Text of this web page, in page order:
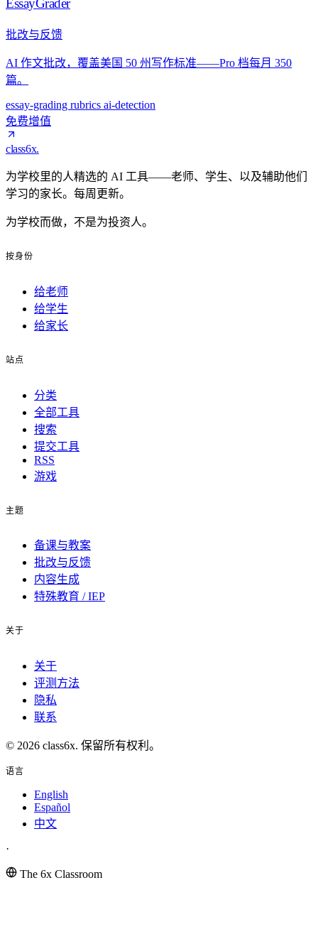
EssayGrader
批改与反馈
AI 作文批改，覆盖美国 50 州写作标准——Pro 档每月 350
篇。
essay-grading rubrics ai-detection
免费增值
class6x.
为学校里的人精选的 AI 工具——老师、学生、以及辅助他们
学习的家长。每周更新。
为学校而做，不是为投资人。
按身份
给老师
给学生
给家长
站点
分类
全部工具
搜索
提交工具
RSS
游戏
主题
备课与教案
批改与反馈
内容生成
特殊教育 / IEP
关于
关于
评测方法
隐私
联系
© 2026 class6x. 保留所有权利。
语言
English
Español
中文
·
The 6x Classroom